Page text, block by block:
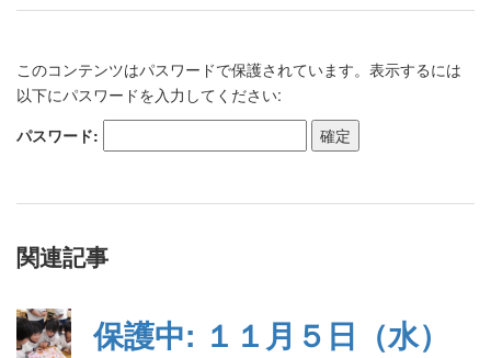
このコンテンツはパスワードで保護されています。表示するには
以下にパスワードを入力してください:
パスワード:
関連記事
保護中: １１月５日（水）